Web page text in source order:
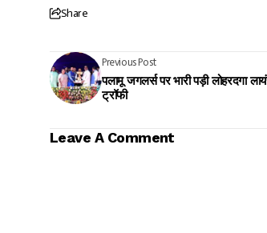
Share
Previous Post
पलामू जगलर्स पर भारी पड़ी लोहरदगा
ट्रॉफी
Leave A Comment